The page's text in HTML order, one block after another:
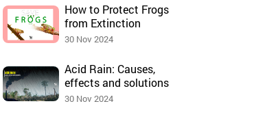
How to Protect Frogs
from Extinction
30 Nov 2024
Acid Rain: Causes,
effects and solutions
30 Nov 2024